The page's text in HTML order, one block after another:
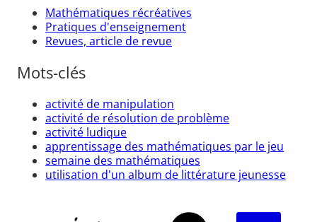
Mathématiques récréatives
Pratiques d'enseignement
Revues, article de revue
Mots-clés
activité de manipulation
activité de résolution de problème
activité ludique
apprentissage des mathématiques par le jeu
semaine des mathématiques
utilisation d'un album de littérature jeunesse